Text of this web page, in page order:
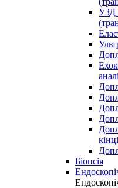
УЗД
Біопсія